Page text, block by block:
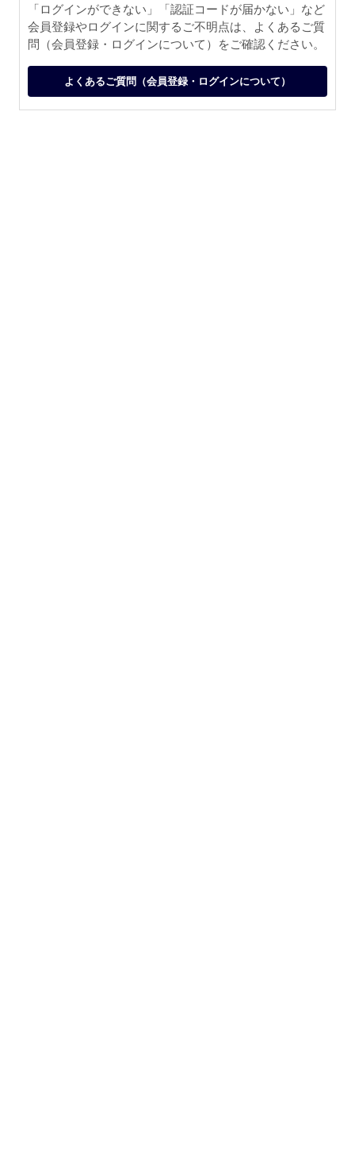
「ログインができない」「認証コードが届かない」など
会員登録やログインに関するご不明点は、よくあるご質
問（会員登録・ログインについて）をご確認ください。
よくあるご質問（会員登録・ログインについて）